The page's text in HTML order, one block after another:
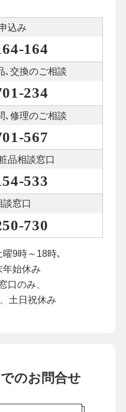
込み
164
､交換のご相談
234
､修理のご相談
567
品相談窓口
533
談窓口
730
9時～18時､
年始休み
口のみ、
土日祝休み
のお問合せ